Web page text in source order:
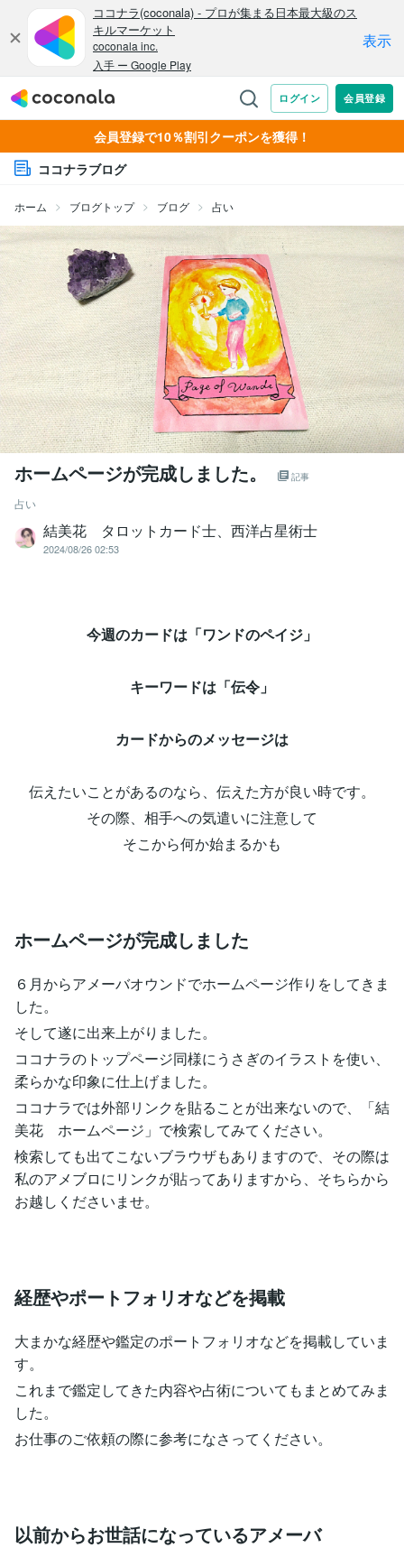
会員登録で10％割引クーポンを獲得！
ココナラブログ
ホーム ブログトップ ブログ 占い
ホームページが完成しました。 記事
占い
結美花 タロットカード士、西洋占星術士
2024/08/26 02:53
今週のカードは「ワンドのペイジ」
キーワードは「伝令」
カードからのメッセージは
伝えたいことがあるのなら、伝えた方が良い時です。
その際、相手への気遣いに注意して
そこから何か始まるかも
ホームページが完成しました
６月からアメーバオウンドでホームページ作りをしてきま
した。
そして遂に出来上がりました。
ココナラのトップページ同様にうさぎのイラストを使い、
柔らかな印象に仕上げました。
ココナラでは外部リンクを貼ることが出来ないので、「結
美花 ホームページ」で検索してみてください。
検索しても出てこないブラウザもありますので、その際は
私のアメブロにリンクが貼ってありますから、そちらから
お越しくださいませ。
経歴やポートフォリオなどを掲載
大まかな経歴や鑑定のポートフォリオなどを掲載していま
す。
これまで鑑定してきた内容や占術についてもまとめてみま
した。
お仕事のご依頼の際に参考になさってください。
以前からお世話になっているアメーバ